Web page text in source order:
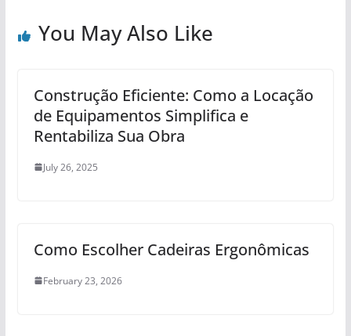
You May Also Like
Construção Eficiente: Como a Locação
de Equipamentos Simplifica e
Rentabiliza Sua Obra
July 26, 2025
Como Escolher Cadeiras Ergonômicas
February 23, 2026